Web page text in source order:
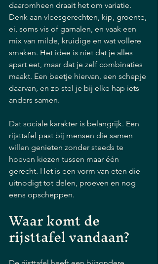
daaromheen draait het om variatie.
Denk aan vleesgerechten, kip, groente,
ei, soms vis of garnalen, en vaak een
mix van milde, kruidige en wat vollere
smaken. Het idee is niet dat je alles
apart eet, maar dat je zelf combinaties
maakt. Een beetje hiervan, een schepje
daarvan, en zo stel je bij elke hap iets
anders samen.
Dat sociale karakter is belangrijk. Een
rijsttafel past bij mensen die samen
willen genieten zonder steeds te
hoeven kiezen tussen maar één
gerecht. Het is een vorm van eten die
uitnodigt tot delen, proeven en nog
eens opscheppen.
Waar komt de
rijsttafel vandaan?